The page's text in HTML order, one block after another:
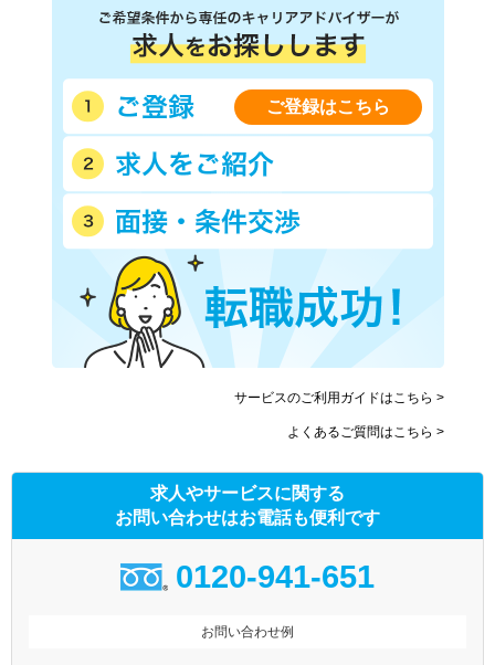
ご登録はこちら
サービスのご利用ガイドはこちら >
よくあるご質問はこちら >
求人やサービスに関する
お問い合わせはお電話も便利です
0120-941-651
お問い合わせ例